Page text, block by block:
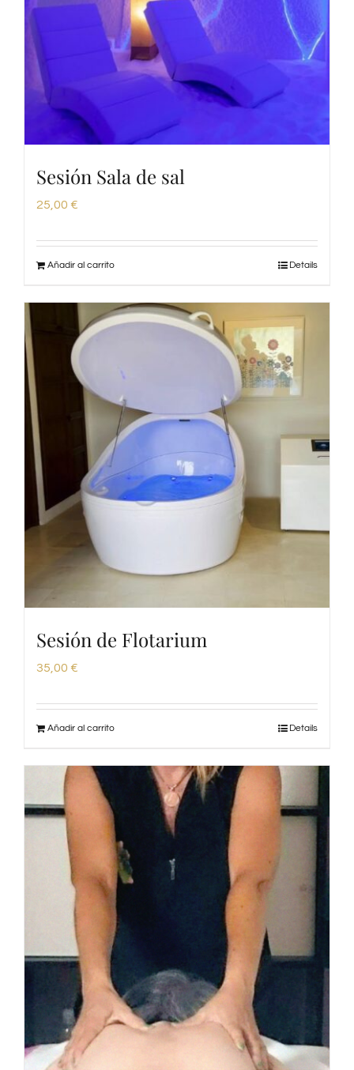
Sesión Sala de sal
25,00 €
Añadir al carrito Details
Sesión de Flotarium
35,00 €
Añadir al carrito Details